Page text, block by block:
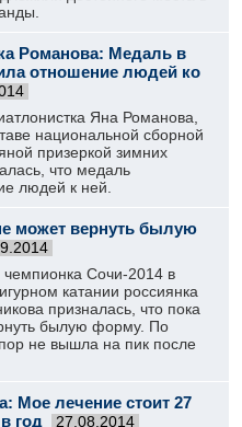
Романова: Медаль в
отношение людей ко
Яна Романова,
национальной сборной
призеркой зимних
что медаль
людей к ней.
может вернуть былую
Сочи-2014 в
катании россиянка
призналась, что пока
былую форму. По
не вышла на пик после
Мое лечение стоит 27
год
27.08.2014